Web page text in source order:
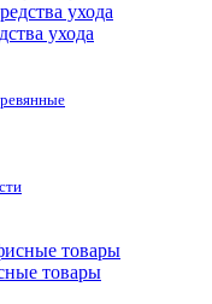
ухода
товары